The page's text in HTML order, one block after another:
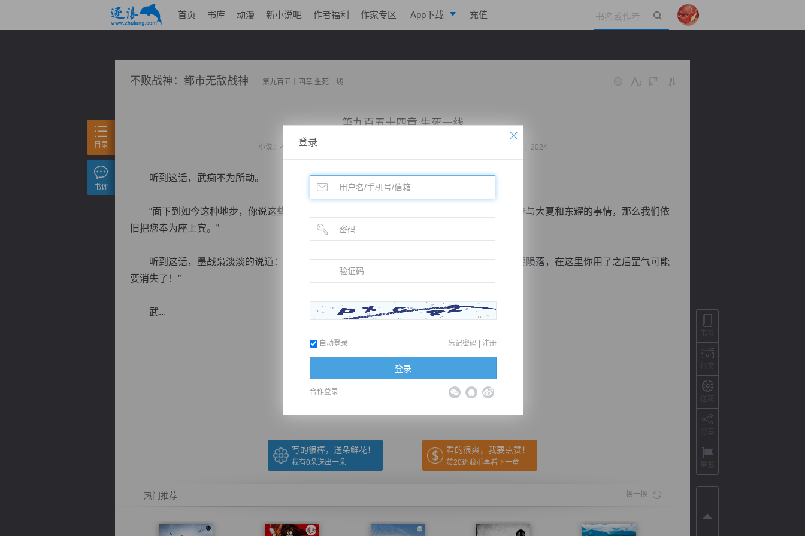
首页 书库 动漫 新小说吧 作者福利 作家专区 App下载 充值
不败战神：都市无敌战神 第九百五十四章 生死一线
第九百五十四章 生死一线
小说： 不败战神：都市无敌战神 更新时间：2020-08-27 23:23 字数：2024
听到这话，武痴不为所动。
“面下到如今这种地步，你说这些话还有什么意义？要不然我给您一个机会就此褪去不再参与大夏和东耀的事情，那么我们依
旧把您奉为座上宾。”
听到这话，墨战枭淡淡的说道：“呵呵，可惜了，你作为罡气的唯一传人，说不定今天就要陨落，在这里你用了之后罡气可能
要消失了！”
武...
推荐在手机上阅读本书
（← 快捷键 下一章 快捷键→）
写的很棒，送朵鲜花！
我有0朵送出一朵
看的很爽，我要点赞！
赞20逐浪币再看下一章
热门推荐 换一换
目录
书评
登录
自动登录 忘记密码 | 注册
登录
合作登录